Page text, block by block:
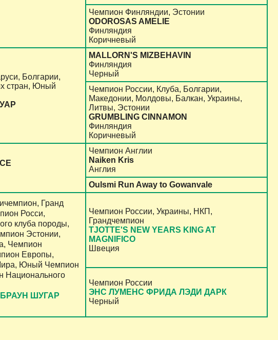
Чемпион Финляндии, Эстонии
ODOROSAS AMELIE
Финляндия
Коричневый
Болгарии,
стран, Юный
MALLORN'S MIZBEHAVIN
Финляндия
Черный
Чемпион России, Клуба, Болгарии,
Македонии, Молдовы, Балкан, Украины,
Литвы, Эстонии
GRUMBLING CINNAMON
Финляндия
Коричневый
Чемпион Англии
Naiken Kris
Англия
Oulsmi Run Away to Gowanvale
Гранд
Росси,
клуба породы,
Эстонии,
Чемпион
Европы,
Юный Чемпион
Национального
ШУГАР
Чемпион России, Украины, НКП,
Грандчемпион
TJOTTE'S NEW YEARS KING AT
MAGNIFICO
Швеция
Чемпион России
ЭНС ЛУМЕНС ФРИДА ЛЭДИ ДАРК
Черный